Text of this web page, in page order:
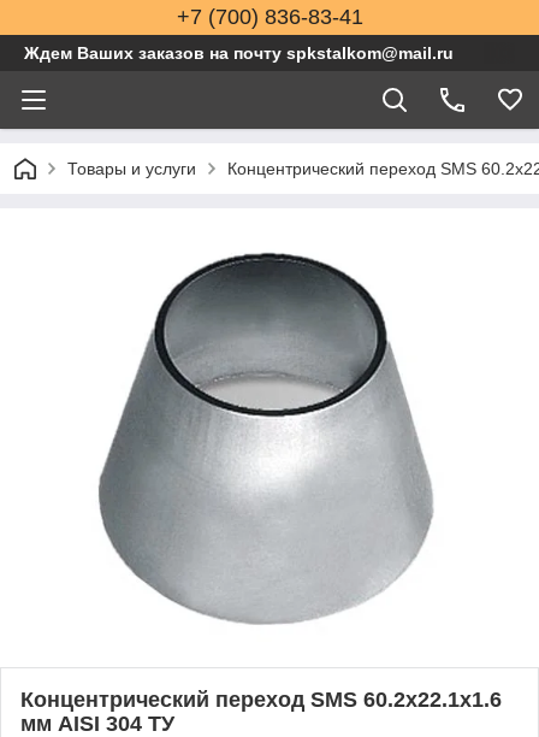
+7 (700) 836-83-41
Ждем Ваших заказов на почту spkstalkom@mail.ru
Товары и услуги Концентрический переход SMS
Концентрический переход SMS 60.2x22.1x1.6
мм AISI 304 ТУ